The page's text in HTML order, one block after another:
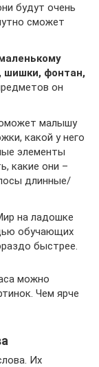
будут очень
сможет
шишки, фонтан,
он
малышу
какой у него
элементы
какие они –
длинные/
на ладошке
обучающих
быстрее.
можно
Чем ярче
Их